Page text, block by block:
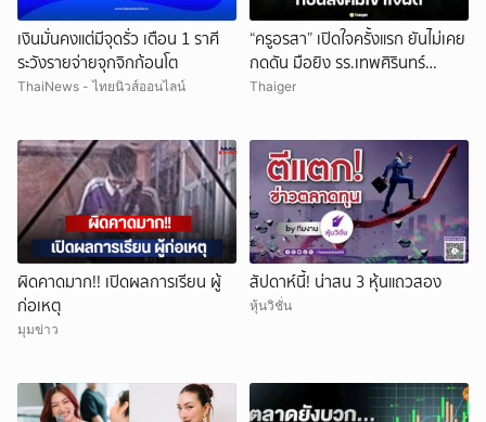
เงินมั่นคงแต่มีจุดรั่ว เตือน 1 ราศี
ระวังรายจ่ายจุกจิกก้อนโต
ThaiNews - ไทยนิวส์ออนไลน์
“ครูอรสา” เปิดใจครั้งแรก ยันไม่เคย
กดดัน มือยิง รร.เทพศิรินทร์
นนทบุรี
Thaiger
ผิดคาดมาก!! เปิดผลการเรียน ผู้
ก่อเหตุ
มุมข่าว
สัปดาห์นี้! น่าสน 3 หุ้นแถวสอง
หุ้นวิชั่น
ยกเลิก